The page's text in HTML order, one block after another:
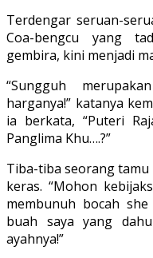
Terdengar seruan-
Coa-bengcu yang
gembira, kini menjadi
“Sungguh
harganya!” katanya
ia berkata, “Puteri
Panglima Khu….?”
Tiba-tiba seorang
keras. “Mohon
membunuh bocah
buah saya yang
ayahnya!”